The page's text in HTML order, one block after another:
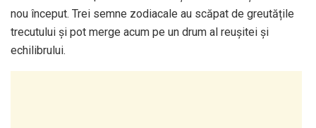
nou început. Trei semne zodiacale au scăpat de greutățile
trecutului și pot merge acum pe un drum al reușitei și
echilibrului.